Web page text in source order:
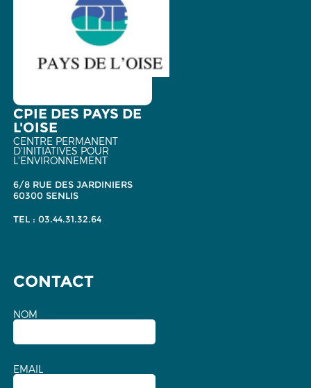
CPIE DES PAYS DE
L'OISE
CENTRE PERMANENT
D'INITIATIVES POUR
L'ENVIRONNEMENT
6/8 RUE DES JARDINIERS
60300 SENLIS
TEL : 03.44.31.32.64
CONTACT
NOM
EMAIL